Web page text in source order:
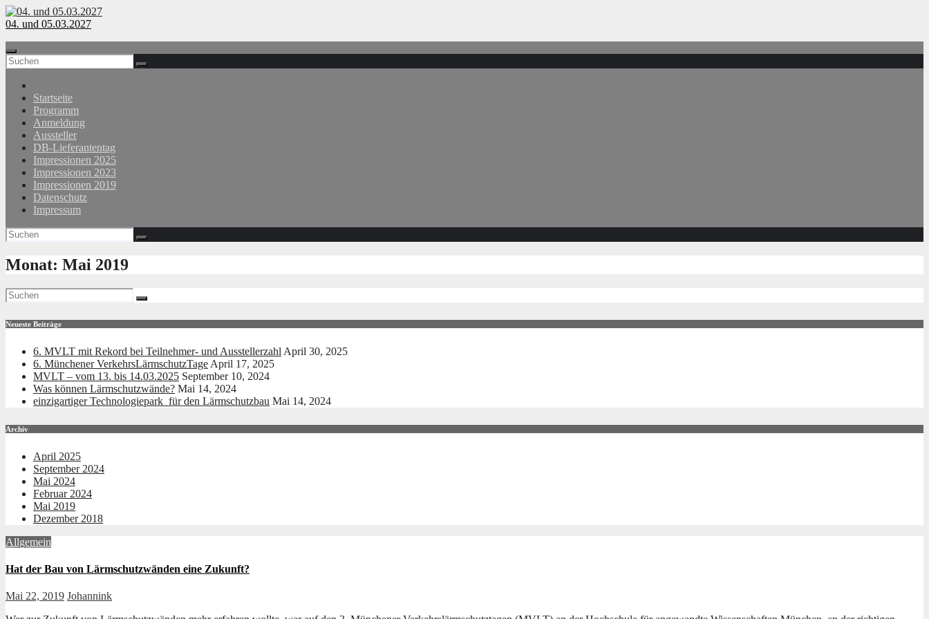
Zum
Inhalt
04. und 05.03.2027
Startseite
Programm
Anmeldung
Aussteller
DB-Lieferantentag
Impressionen 2025
Impressionen 2023
Impressionen 2019
Datenschutz
Impressum
Monat: Mai 2019
Neueste Beiträge
6. MVLT mit Rekord bei Teilnehmer- und Ausstellerzahl April 30, 2025
6. Münchener VerkehrsLärmschutzTage April 17, 2025
MVLT – vom 13. bis 14.03.2025 September 10, 2024
Was können Lärmschutzwände? Mai 14, 2024
einzigartiger Technologiepark für den Lärmschutzbau Mai 14, 2024
Archiv
April 2025
September 2024
Mai 2024
Februar 2024
Mai 2019
Dezember 2018
Allgemein
Hat der Bau von Lärmschutzwänden eine Zukunft?
Mai 22, 2019 Johannink